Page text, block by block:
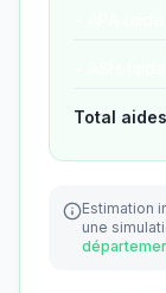
Total aides
Estimation
une